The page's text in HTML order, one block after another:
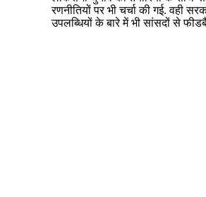
रणनीतियों पर भी चर्चा की गई. वही
उपलब्धियों के बारे में भी सांसदों से